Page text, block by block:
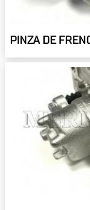
PINZA DE